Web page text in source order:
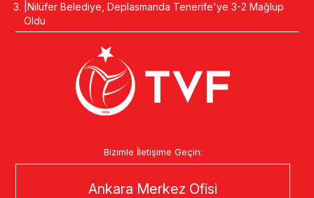
Nilüfer Belediye, Deplasmanda Tenerife'ye 3-2 Mağlup
Oldu
Bizimle İletişime Geçin:
Ankara Merkez Ofisi